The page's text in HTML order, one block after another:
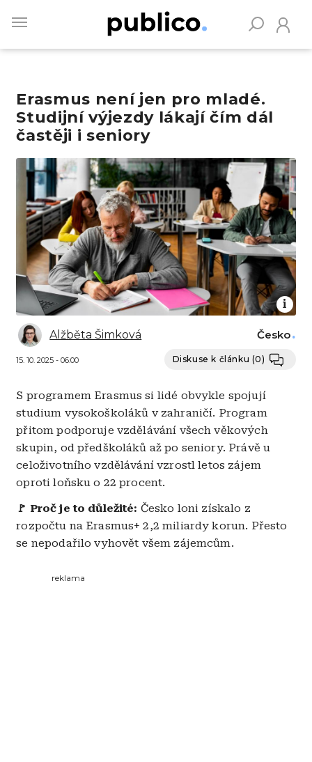
main
Erasmus není jen pro mladé.
Studijní výjezdy lákají čím dál
častěji i seniory
Obrázek
Alžběta Šimková
15. 10. 2025 - 06:00
Česko
Diskuse k článku (0)
S programem Erasmus si lidé obvykle spojují
studium vysokoškoláků v zahraničí. Program
přitom podporuje vzdělávání všech věkových
skupin, od předškoláků až po seniory. Právě u
celoživotního vzdělávání vzrostl letos zájem
oproti loňsku o 22 procent.
🚩 Proč je to důležité: Česko loni získalo z
rozpočtu na Erasmus+ 2,2 miliardy korun. Přesto
se nepodařilo vyhovět všem zájemcům.
reklama
Vyhledávejte na Publiku